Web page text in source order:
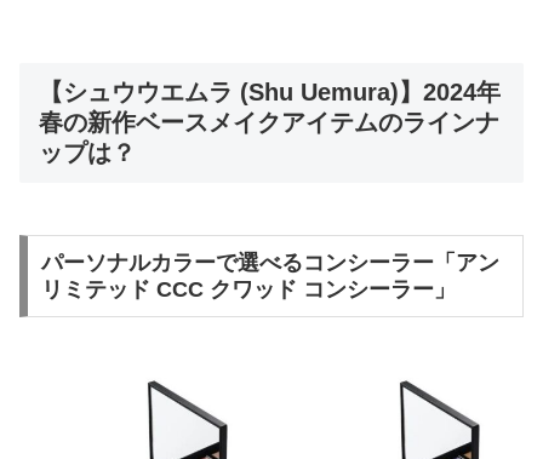
【シュウウエムラ (Shu Uemura)】2024年
春の新作ベースメイクアイテムのラインナ
ップは？
パーソナルカラーで選べるコンシーラー「アン
リミテッド CCC クワッド コンシーラー」